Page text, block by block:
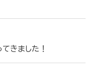
きました！